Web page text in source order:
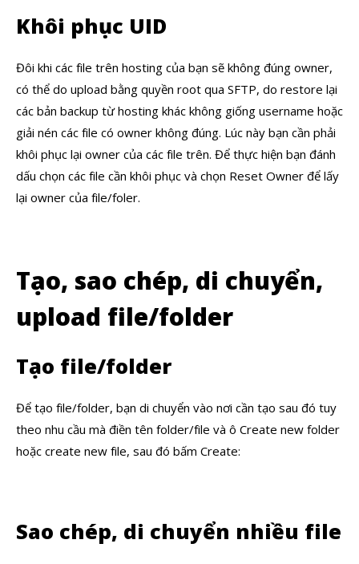
Khôi phục UID
Đôi khi các file trên hosting của bạn sẽ không đúng owner,
có thể do upload bằng quyền root qua SFTP, do restore lại
các bản backup từ hosting khác không giống username hoặc
giải nén các file có owner không đúng. Lúc này bạn cần phải
khôi phục lại owner của các file trên. Để thực hiện bạn đánh
dấu chọn các file cần khôi phục và chọn Reset Owner để lấy
lại owner của file/foler.
Tạo, sao chép, di chuyển,
upload file/folder
Tạo file/folder
Để tạo file/folder, bạn di chuyển vào nơi cần tạo sau đó tuy
theo nhu cầu mà điền tên folder/file và ô Create new folder
hoặc create new file, sau đó bấm Create:
Sao chép, di chuyển nhiều file